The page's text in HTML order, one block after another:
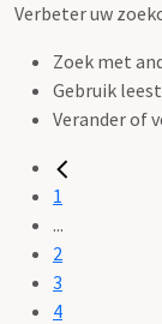
Verbeter uw
Zoek met
Gebruik
Verander of
1
...
2
3
4